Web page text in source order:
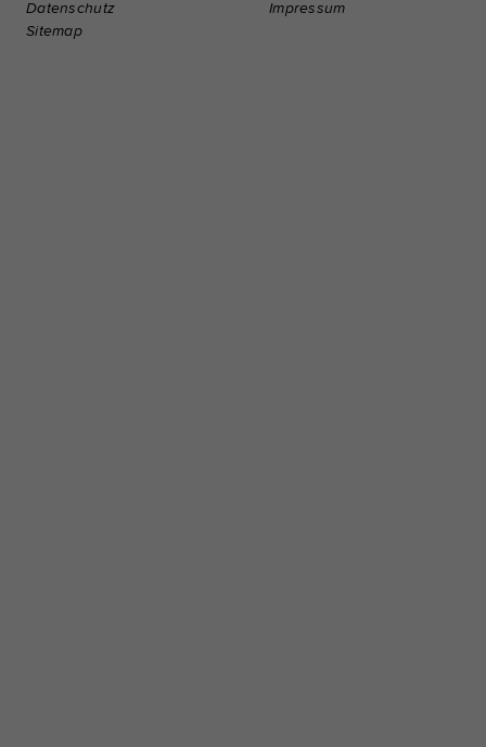
Datenschutz
Impressum
Sitemap